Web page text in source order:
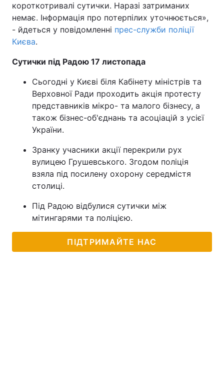
короткотривалі сутички. Наразі затриманих
немає. Інформація про потерпілих уточнюється»,
- йдеться у повідомленні прес-служби поліції
Києва.
Сутички під Радою 17 листопада
Сьогодні у Києві біля Кабінету міністрів та
Верховної Ради проходить акція протесту
представників мікро- та малого бізнесу, а
також бізнес-об'єднань та асоціацій з усієї
України.
Зранку учасники акції перекрили рух
вулицею Грушевського. Згодом поліція
взяла під посилену охорону середмістя
столиці.
Під Радою відбулися сутички між
мітингарями та поліцією.
ПІДТРИМАЙТЕ НАС